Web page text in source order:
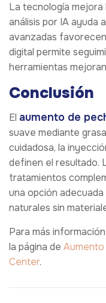
La tecnología mejora
análisis por IA ayuda
avanzadas
digital permite
herramientas
Conclusión
El aumento de
suave mediante
cuidadosa, la
definen el resultado.
tratamientos
una opción
naturales sin
Para más
la página de
Center.